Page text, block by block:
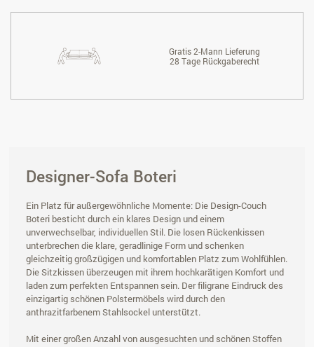
Gratis 2-Mann Lieferung
28 Tage Rückgaberecht
Designer-Sofa Boteri
Ein Platz für außergewöhnliche Momente: Die Design-Couch
Boteri besticht durch ein klares Design und einem
unverwechselbar, individuellen Stil. Die losen Rückenkissen
unterbrechen die klare, geradlinige Form und schenken
gleichzeitig großzügigen und komfortablen Platz zum Wohlfühlen.
Die Sitzkissen überzeugen mit ihrem hochkarätigen Komfort und
laden zum perfekten Entspannen sein. Der filigrane Eindruck des
einzigartig schönen Polstermöbels wird durch den
anthrazitfarbenem Stahlsockel unterstützt.
Mit einer großen Anzahl von ausgesuchten und schönen Stoffen